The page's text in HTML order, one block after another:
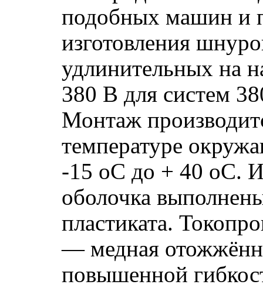
подобных машин и
изготовления
удлинительных на
380 В для систем
Монтаж
температуре
-15 оС до + 40 оС.
оболочка
пластиката.
— медная
повышенной